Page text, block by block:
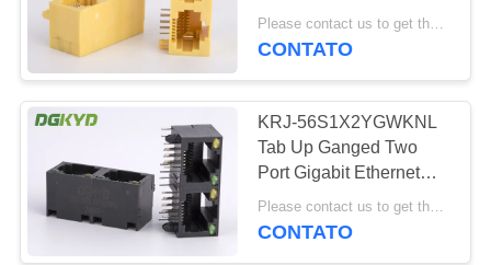
jaque rj11
46
abriga 2 RJ45 a rede
portuária Jack
Please contact us to get the latest price. MOQ:1 parte
CONTATO
KRJ-56S1X2YGWKNL
Tab Up Ganged Two
Port Gigabit Ethernet
Rj45 Lan Jack For UTP
Please contact us to get the latest price. MOQ:1 parte
CONTATO